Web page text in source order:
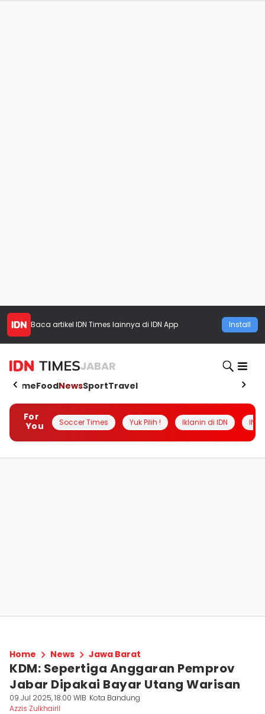
Baca artikel IDN Times lainnya di IDN App Install
JABAR
HomeFoodNewsSportTravel
For
You
Soccer Times Yuk Pilih ! Iklanin di IDN
Home News Jawa Barat
KDM: Sepertiga Anggaran Pemprov
Jabar Dipakai Bayar Utang Warisan
09 Jul 2025, 18:00 WIB Kota Bandung
Azzis Zulkhairil